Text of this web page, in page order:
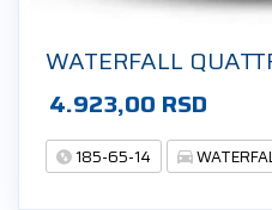
WATERFALL
4.923,00 RSD
185-65-14